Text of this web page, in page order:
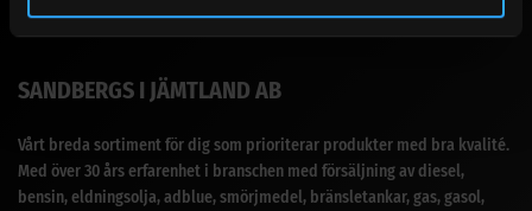
SANDBERGS I JÄMTLAND AB
Vårt breda sortiment för dig som prioriterar produkter med bra kvalité.
Med över 30 års erfarenhet i branschen med försäljning av diesel,
bensin, eldningsolja, adblue, smörjmedel, bränsletankar, gas, gasol,